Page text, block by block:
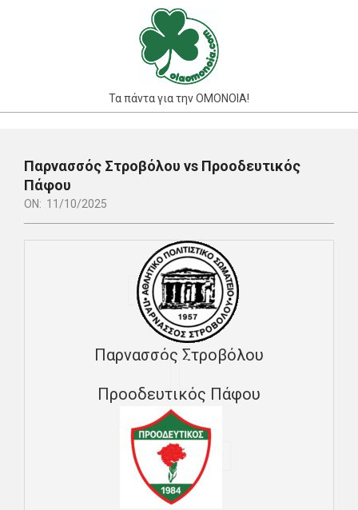
Τα πάντα για την ΟΜΟΝΟΙΑ!
Navigation
Menu
Παρνασσός Στροβόλου vs Προοδευτικός
Πάφου
ON: 11/10/2025
Παρνασσός Στροβόλου
Προοδευτικός Πάφου